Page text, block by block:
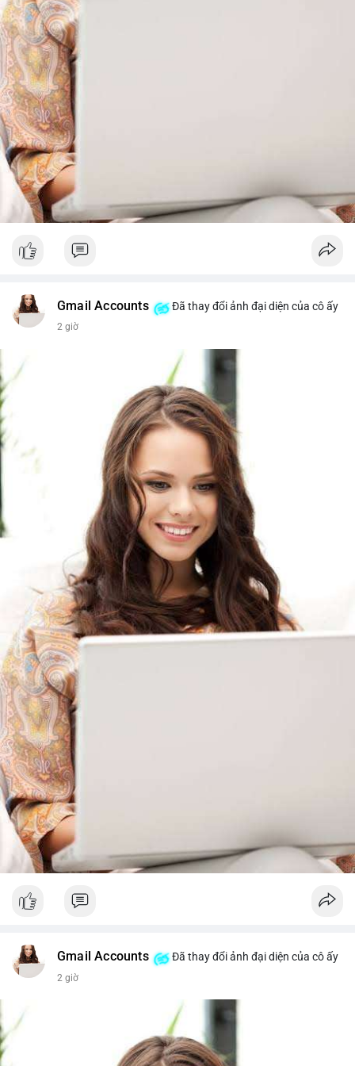
từ dòng vốn ETF (tuần tốt nhất kể từ tháng 4 với 1 tỷ USD)
trước khi gia tăng vị thế.
Xem chi tiết các bài viết đầy đủ tại dòng thời gian của Vlike.vn!
#whalealertbtc
#brazilcryptoregulation
Gmail Accounts Đã thay đổi ảnh đại diện của cô ấy
2 giờ
Gmail Accounts Đã thay đổi ảnh đại diện của cô ấy
2 giờ